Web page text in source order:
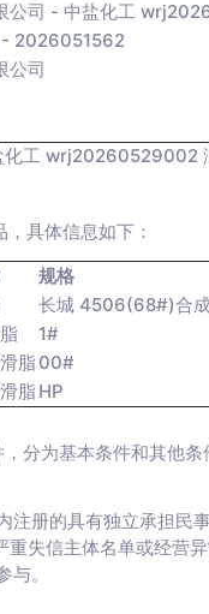
公司 - 中盐化工
2026051562
公司
工 wrj20260529002
具体信息如下：
规格
长城 4506(68#)合
1#
脂 00#
脂 HP
分为基本条件和其他条
注册的具有独立承担民
失信主体名单或经营异
。